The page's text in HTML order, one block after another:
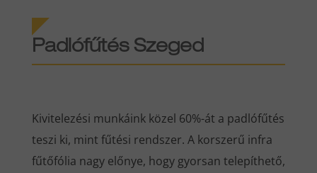
Padlófűtés Szeged
Kivitelezési munkáink közel 60%-át a padlófűtés
teszi ki, mint fűtési rendszer. A korszerű infra
fűtőfólia nagy előnye, hogy gyorsan telepíthető,